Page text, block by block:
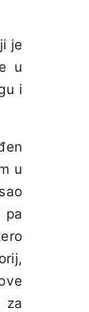
je
u
i
u
pa
za